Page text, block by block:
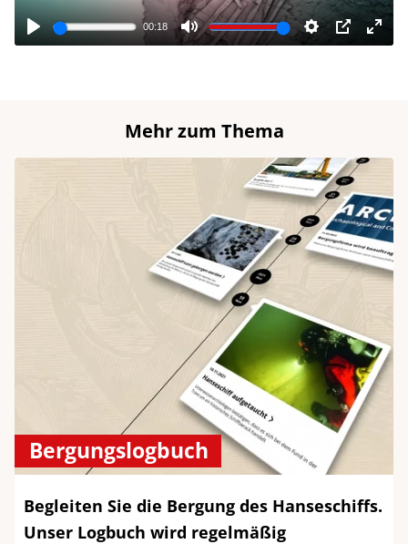
Mehr zum Thema
Bergungslogbuch
Begleiten Sie die Bergung des Hanseschiffs.
Unser Logbuch wird regelmäßig